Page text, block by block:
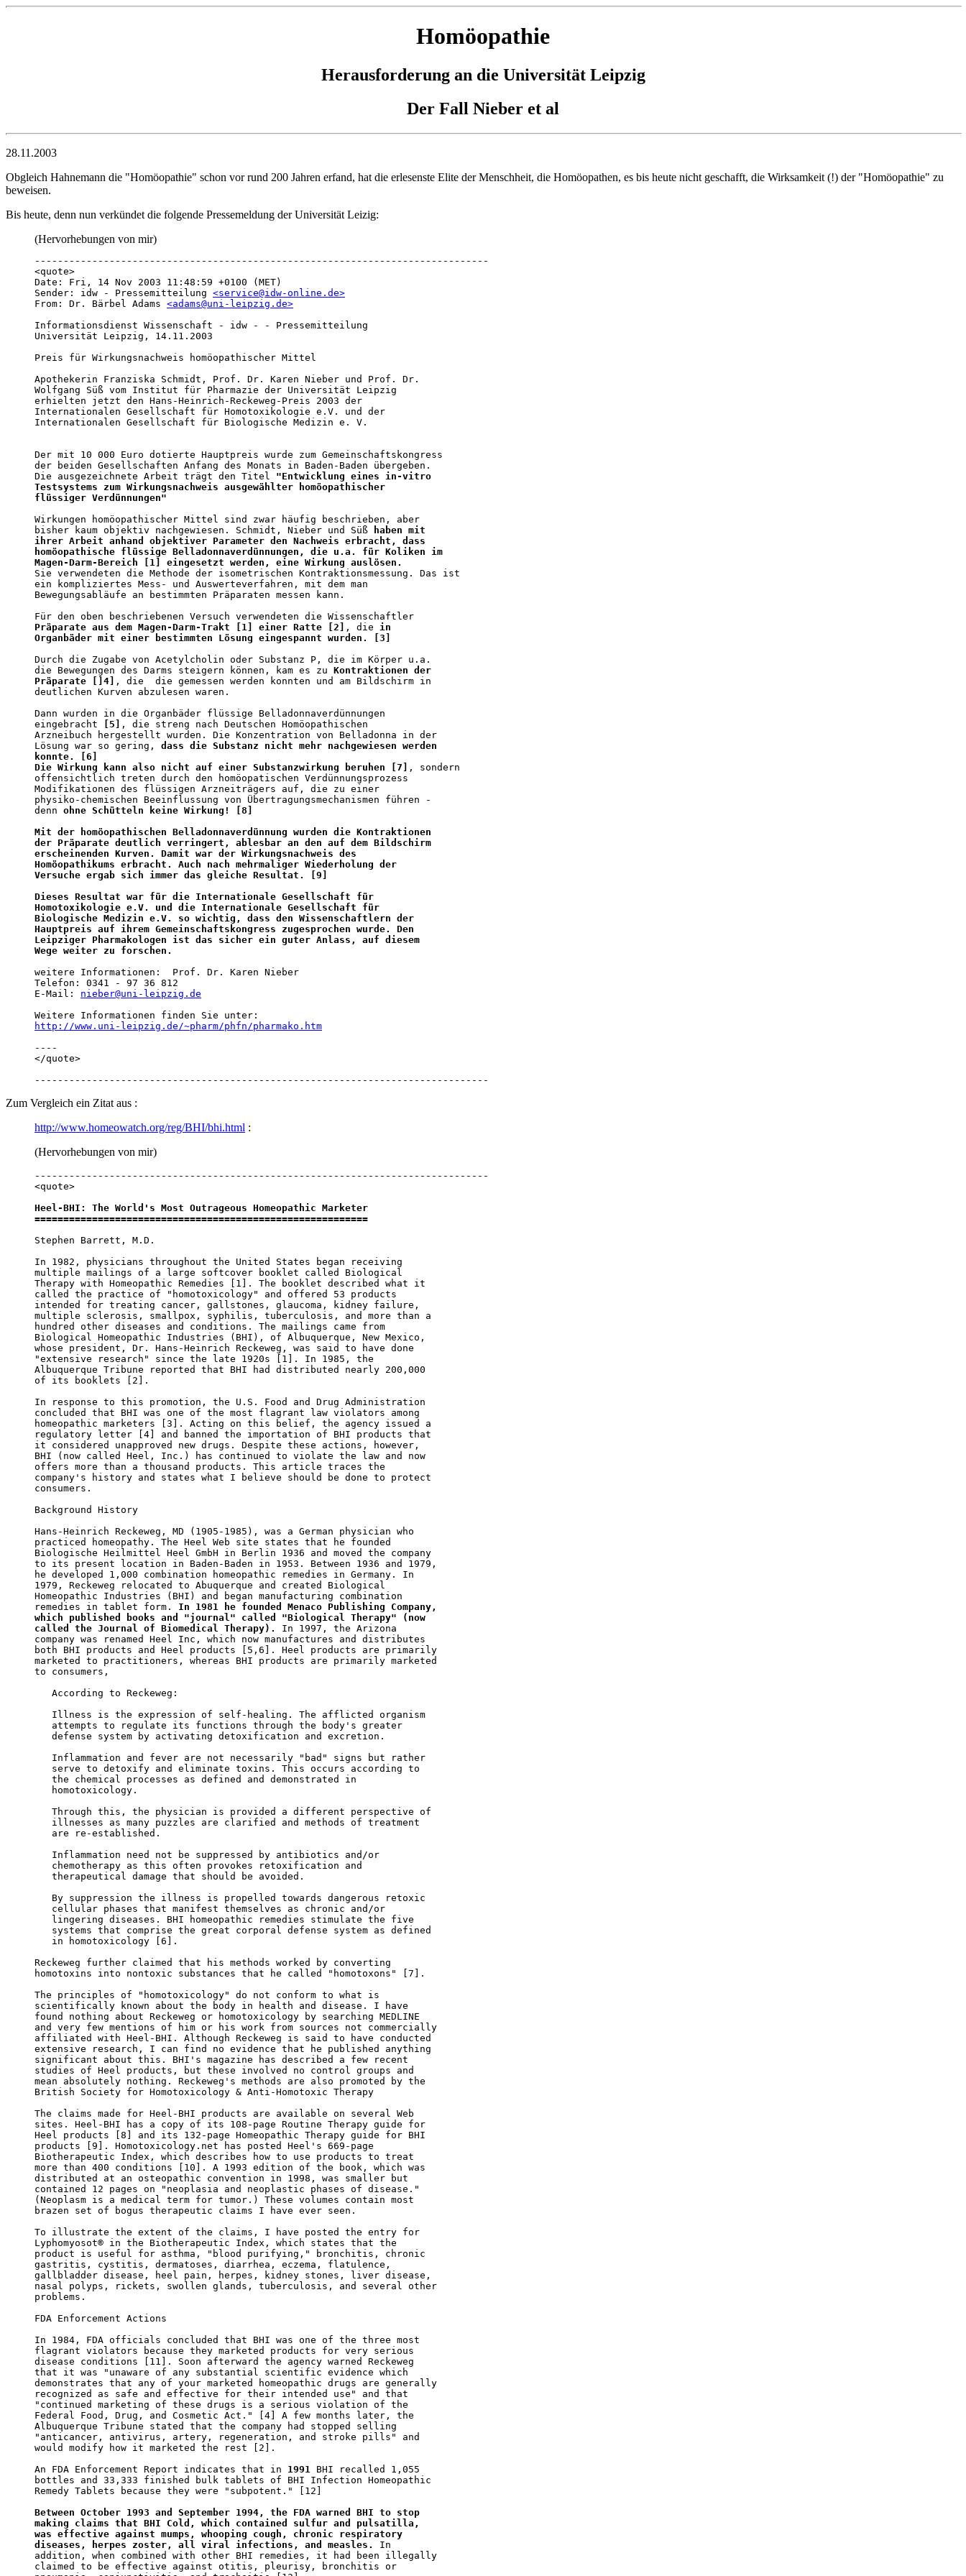
Homöopathie
Herausforderung an die Universität Leipzig
Der Fall Nieber et al
28.11.2003
Obgleich Hahnemann die "Homöopathie" schon vor rund 200 Jahren erfand, hat die erlesenste Elite der Menschheit, die Homöopathen, es bis heute nicht geschafft, die Wirksamkeit (!) der "Homöopathie" zu
beweisen.
Bis heute, denn nun verkündet die folgende Pressemeldung der Universität Leizig:
(Hervorhebungen von mir)
-------------------------------------------------------------------------------
<quote>
Date: Fri, 14 Nov 2003 11:48:59 +0100 (MET)
Sender: idw - Pressemitteilung <service@idw-online.de>
From: Dr. Bärbel Adams <adams@uni-leipzig.de>
Informationsdienst Wissenschaft - idw - - Pressemitteilung
Universität Leipzig, 14.11.2003
Preis für Wirkungsnachweis homöopathischer Mittel
Apothekerin Franziska Schmidt, Prof. Dr. Karen Nieber und Prof. Dr.
Wolfgang Süß vom Institut für Pharmazie der Universität Leipzig
erhielten jetzt den Hans-Heinrich-Reckeweg-Preis 2003 der
Internationalen Gesellschaft für Homotoxikologie e.V. und der
Internationalen Gesellschaft für Biologische Medizin e. V.
Der mit 10 000 Euro dotierte Hauptpreis wurde zum Gemeinschaftskongress
der beiden Gesellschaften Anfang des Monats in Baden-Baden übergeben.
Die ausgezeichnete Arbeit trägt den Titel "Entwicklung eines in-vitro
Testsystems zum Wirkungsnachweis ausgewählter homöopathischer
flüssiger Verdünnungen"
Wirkungen homöopathischer Mittel sind zwar häufig beschrieben, aber
bisher kaum objektiv nachgewiesen. Schmidt, Nieber und Süß
haben mit
ihrer Arbeit anhand objektiver Parameter den Nachweis erbracht, dass
homöopathische flüssige Belladonnaverdünnungen, die u.a. für Koliken im
Magen-Darm-Bereich
[1]
eingesetzt werden, eine Wirkung auslösen.
Sie verwendeten die Methode der isometrischen Kontraktionsmessung. Das ist
ein kompliziertes Mess- und Auswerteverfahren, mit dem man
Bewegungsabläufe an bestimmten Präparaten messen kann.
Präparate aus dem Magen-Darm-Trakt [1]
einer Ratte [2] , die in
Organbäder mit einer bestimmten Lösung eingespannt wurden. [3]
Durch die Zugabe von Acetylcholin oder Substanz P, die im Körper u.a.
die Bewegungen des Darms steigern können, kam es zu Kontraktionen der
Präparate []4] , die  die gemessen werden konnten und am Bildschirm in
deutlichen Kurven abzulesen waren.
Dann wurden in die Organbäder flüssige Belladonnaverdünnungen
eingebracht
[5] , die streng nach Deutschen Homöopathischen
Arzneibuch hergestellt wurden. Die Konzentration von Belladonna in der
Lösung war so gering, dass die Substanz nicht mehr nachgewiesen werden
konnte. [6]
Die Wirkung kann also nicht auf einer Substanzwirkung beruhen [7] , sondern
offensichtlich treten durch den homöopatischen Verdünnungsprozess
Modifikationen des flüssigen Arzneiträgers auf, die zu einer
physiko-chemischen Beeinflussung von Übertragungsmechanismen führen -
denn ohne Schütteln keine Wirkung! [8]
Mit der homöopathischen Belladonnaverdünnung wurden die Kontraktionen
der Präparate deutlich verringert, ablesbar an den auf dem Bildschirm
erscheinenden Kurven. Damit war der Wirkungsnachweis des
Homöopathikums erbracht. Auch nach mehrmaliger Wiederholung der
Versuche ergab sich immer das gleiche Resultat. [9]
Dieses Resultat war für die Internationale Gesellschaft für
Homotoxikologie e.V. und die Internationale Gesellschaft für
Biologische Medizin e.V. so wichtig, dass den Wissenschaftlern der
Hauptpreis auf ihrem Gemeinschaftskongress zugesprochen wurde. Den
Leipziger Pharmakologen ist das sicher ein guter Anlass, auf diesem
Wege weiter zu forschen.
weitere Informationen:	Prof. Dr. Karen Nieber
Telefon: 0341 - 97 36 812
E-Mail: nieber@uni-leipzig.de
http://www.uni-leipzig.de/~pharm/phfn/pharmako.htm
----
</quote>
-------------------------------------------------------------------------------
Zum Vergleich ein Zitat aus :
http://www.homeowatch.org/reg/BHI/bhi.html :
(Hervorhebungen von mir)
-------------------------------------------------------------------------------
<quote>
Heel-BHI: The World's Most Outrageous Homeopathic Marketer
==========================================================
Stephen Barrett, M.D.
In 1982, physicians throughout the United States began receiving
multiple mailings of a large softcover booklet called Biological
Therapy with Homeopathic Remedies [1]. The booklet described what it
called the practice of "homotoxicology" and offered 53 products
intended for treating cancer, gallstones, glaucoma, kidney failure,
multiple sclerosis, smallpox, syphilis, tuberculosis, and more than a
hundred other diseases and conditions. The mailings came from
Biological Homeopathic Industries (BHI), of Albuquerque, New Mexico,
whose president, Dr. Hans-Heinrich Reckeweg, was said to have done
"extensive research" since the late 1920s [1]. In 1985, the
Albuquerque Tribune reported that BHI had distributed nearly 200,000
of its booklets [2].
In response to this promotion, the U.S. Food and Drug Administration
concluded that BHI was one of the most flagrant law violators among
homeopathic marketers [3]. Acting on this belief, the agency issued a
regulatory letter [4] and banned the importation of BHI products that
it considered unapproved new drugs. Despite these actions, however,
BHI (now called Heel, Inc.) has continued to violate the law and now
offers more than a thousand products. This article traces the
company's history and states what I believe should be done to protect
consumers.
Background History
Hans-Heinrich Reckeweg, MD (1905-1985), was a German physician who
practiced homeopathy. The Heel Web site states that he founded
Biologische Heilmittel Heel GmbH in Berlin 1936 and moved the company
to its present location in Baden-Baden in 1953. Between 1936 and 1979,
he developed 1,000 combination homeopathic remedies in Germany. In
1979, Reckeweg relocated to Abuquerque and created Biological
Homeopathic Industries (BHI) and began manufacturing combination
remedies in tablet form. In 1981 he founded Menaco Publishing Company,
which published books and "journal" called "Biological Therapy" (now
called the Journal of Biomedical Therapy).
In 1997, the Arizona
company was renamed Heel Inc, which now manufactures and distributes
both BHI products and Heel products [5,6]. Heel products are primarily
marketed to practitioners, whereas BHI products are primarily marketed
to consumers,
   According to Reckeweg:
   Illness is the expression of self-healing. The afflicted organism
   attempts to regulate its functions through the body's greater
   defense system by activating detoxification and excretion.
   Inflammation and fever are not necessarily "bad" signs but rather
   serve to detoxify and eliminate toxins. This occurs according to
   the chemical processes as defined and demonstrated in
   homotoxicology.
   Through this, the physician is provided a different perspective of
   illnesses as many puzzles are clarified and methods of treatment
   are re-established.
   Inflammation need not be suppressed by antibiotics and/or
   chemotherapy as this often provokes retoxification and
   therapeutical damage that should be avoided.
   By suppression the illness is propelled towards dangerous retoxic
   cellular phases that manifest themselves as chronic and/or
   lingering diseases. BHI homeopathic remedies stimulate the five
   systems that comprise the great corporal defense system as defined
   in homotoxicology [6].
Reckeweg further claimed that his methods worked by converting
homotoxins into nontoxic substances that he called "homotoxons" [7].
The principles of "homotoxicology" do not conform to what is
scientifically known about the body in health and disease. I have
found nothing about Reckeweg or homotoxicology by searching MEDLINE
and very few mentions of him or his work from sources not commercially
affiliated with Heel-BHI. Although Reckeweg is said to have conducted
extensive research, I can find no evidence that he published anything
significant about this. BHI's magazine has described a few recent
studies of Heel products, but these involved no control groups and
mean absolutely nothing. Reckeweg's methods are also promoted by the
British Society for Homotoxicology & Anti-Homotoxic Therapy
The claims made for Heel-BHI products are available on several Web
sites. Heel-BHI has a copy of its 108-page Routine Therapy guide for
Heel products [8] and its 132-page Homeopathic Therapy guide for BHI
products [9]. Homotoxicology.net has posted Heel's 669-page
Biotherapeutic Index, which describes how to use products to treat
more than 400 conditions [10]. A 1993 edition of the book, which was
distributed at an osteopathic convention in 1998, was smaller but
contained 12 pages on "neoplasia and neoplastic phases of disease."
(Neoplasm is a medical term for tumor.) These volumes contain most
brazen set of bogus therapeutic claims I have ever seen.
To illustrate the extent of the claims, I have posted the entry for
Lyphomyosot® in the Biotherapeutic Index, which states that the
product is useful for asthma, "blood purifying," bronchitis, chronic
gastritis, cystitis, dermatoses, diarrhea, eczema, flatulence,
gallbladder disease, heel pain, herpes, kidney stones, liver disease,
nasal polyps, rickets, swollen glands, tuberculosis, and several other
problems.
FDA Enforcement Actions
In 1984, FDA officials concluded that BHI was one of the three most
flagrant violators because they marketed products for very serious
disease conditions [11]. Soon afterward the agency warned Reckeweg
that it was "unaware of any substantial scientific evidence which
demonstrates that any of your marketed homeopathic drugs are generally
recognized as safe and effective for their intended use" and that
"continued marketing of these drugs is a serious violation of the
Federal Food, Drug, and Cosmetic Act." [4] A few months later, the
Albuquerque Tribune stated that the company had stopped selling
"anticancer, antivirus, artery, regeneration, and stroke pills" and
would modify how it marketed the rest [2].
An FDA Enforcement Report indicates that in 1991
BHI recalled 1,055
bottles and 33,333 finished bulk tablets of BHI Infection Homeopathic
Remedy Tablets because they were "subpotent." [12]
Between October 1993 and September 1994, the FDA warned BHI to stop
making claims that BHI Cold, which contained sulfur and pulsatilla,
was effective against mumps, whooping cough, chronic respiratory
diseases, herpes zoster, all viral infections, and measles.
In
addition, when combined with other BHI remedies, it had been illegally
claimed to be effective against otitis, pleurisy, bronchitis or